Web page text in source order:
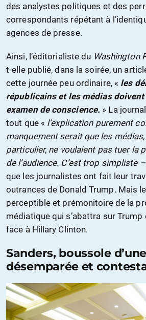
des analystes politiques et des
correspondants répétant à
agences de presse.
Ainsi, l’éditorialiste du Washington
t-elle publié, dans la soirée, un
cette journée peu ordinaire, « les
républicains et les médias
examen de conscience. » La
tout que « l’explication purement
manquement serait que les
particulier, ne voulaient pas tuer la
de l’audience. C’est trop simpliste
que les journalistes ont fait leur
outrances de Donald Trump. Mais
perceptible et prémonitoire de la
médiatique qui s’abattra sur
face à Hillary Clinton.
Sanders, boussole
désemparée et